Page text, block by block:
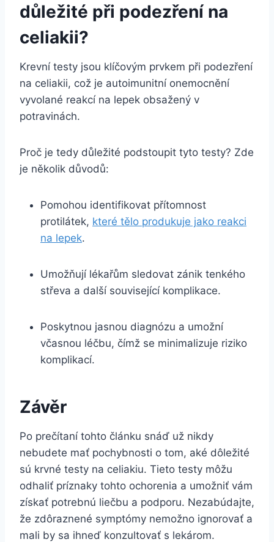
důležité při podezření na
celiakii?
Krevní testy jsou klíčovým prvkem při podezření
na celiakii, což je autoimunitní onemocnění
vyvolané reakcí na lepek obsažený v
potravinách.
Proč je tedy důležité podstoupit tyto testy? Zde
je několik důvodů:
Pomohou identifikovat přítomnost
protilátek, které tělo produkuje jako reakci
na lepek.
Umožňují lékařům sledovat zánik tenkého
střeva a další související komplikace.
Poskytnou jasnou diagnózu a umožní
včasnou léčbu, čímž se minimalizuje riziko
komplikací.
Závěr
Po prečítaní tohto článku snáď už nikdy
nebudete mať pochybnosti o tom, aké dôležité
sú krvné testy na celiakiu. Tieto testy môžu
odhaliť príznaky tohto ochorenia a umožniť vám
získať potrebnú liečbu a podporu. Nezabúdajte,
že zdôraznené symptómy nemožno ignorovať a
mali by sa ihneď konzultovať s lekárom.